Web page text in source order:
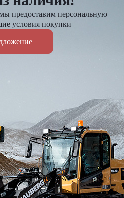
Оплата и доставка
Доставка по России до 7 дней
Действует гибкая система оплаты
Я подтверждаю
предоставим персональную
условия покупки